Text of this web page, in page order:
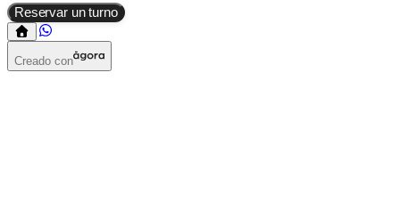
Reservar un turno
Creado con